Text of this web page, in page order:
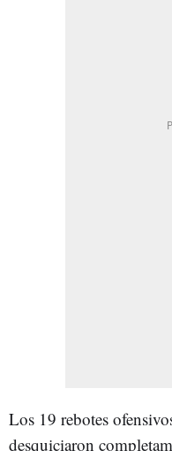
Los 19 rebotes
desquiciaron